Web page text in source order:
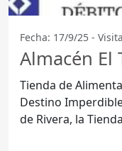
Fecha: 17/9/25 -
Almacén El
Tienda de
Destino Imperdible en Rivera
de Rivera, la